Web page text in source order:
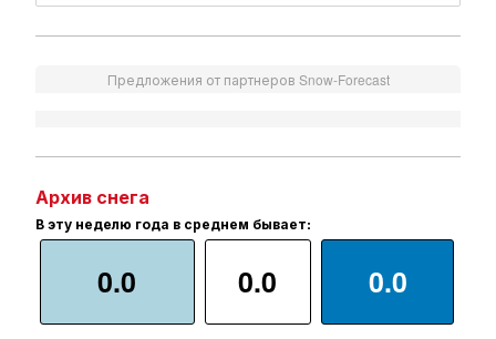
Предложения от партнеров Snow-Forecast
Архив снега
В эту неделю года в среднем бывает:
0.0 0.0 0.0